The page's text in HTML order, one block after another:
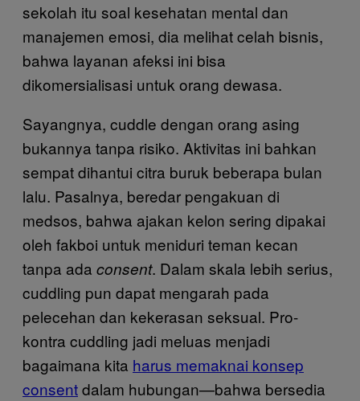
sekolah itu soal kesehatan mental dan
manajemen emosi, dia melihat celah bisnis,
bahwa layanan afeksi ini bisa
dikomersialisasi untuk orang dewasa.
Sayangnya, cuddle dengan orang asing
bukannya tanpa risiko. Aktivitas ini bahkan
sempat dihantui citra buruk beberapa bulan
lalu. Pasalnya, beredar pengakuan di
medsos, bahwa ajakan kelon sering dipakai
oleh fakboi untuk meniduri teman kecan
tanpa ada consent. Dalam skala lebih serius,
cuddling pun dapat mengarah pada
pelecehan dan kekerasan seksual. Pro-
kontra cuddling jadi meluas menjadi
bagaimana kita harus memaknai konsep
consentdalam hubungan—bahwa bersedia